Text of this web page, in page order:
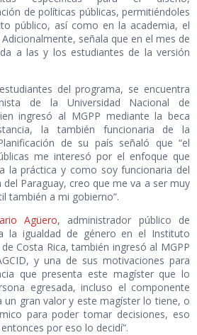
de políticas públicas, permitiéndoles
público, así como en la academia, el
Adicionalmente, señala que en el mes de
a las y los estudiantes de la versión
del programa, se encuentra
de la Universidad Nacional de
ingresó al MGPP mediante la beca
la también funcionaria de la
de su país señaló que “el
me interesó por el enfoque que
la práctica y como soy funcionaria del
del Paraguay, creo que me va a ser muy
también a mi gobierno”.
Agüero, administrador público de
la igualdad de género en el Instituto
Costa Rica, también ingresó al MGPP
y una de sus motivaciones para
que presenta este magíster que lo
egresada, incluso el componente
gran valor y este magíster lo tiene, o
para poder tomar decisiones, eso
por eso lo decidí”.